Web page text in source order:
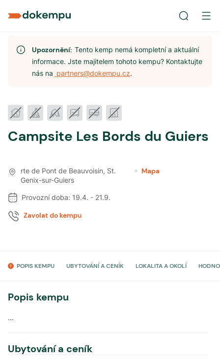
Upozornění:Tento kemp nemá kompletní a aktuální
informace. Jste majitelem tohoto kempu? Kontaktujte
nás na partners@dokempu.cz.
Campsite Les Bords du Guiers
rte de Pont de Beauvoisin, St.
Genix-sur-Guiers
Mapa
Provozní doba: 19.4. - 21.9.
Zavolat do kempu
POPIS KEMPU UBYTOVÁNÍ A CENÍK LOKALITA A OKOLÍ
Popis kempu
...
Ubytování a ceník